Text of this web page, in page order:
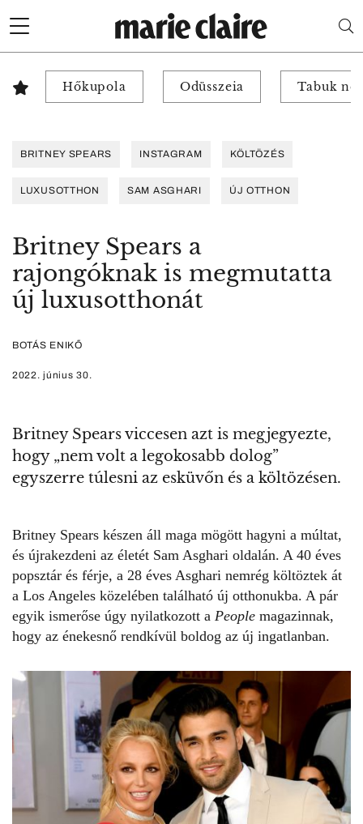
Hőkupola Odüsszeia Tabuk
BRITNEY SPEARS INSTAGRAM KÖLTÖZÉS
LUXUSOTTHON SAM ASGHARI ÚJ OTTHON
Britney Spears a
rajongóknak is megmutatta
új luxusotthonát
BOTÁS ENIKŐ
2022. június 30.
Britney Spears viccesen azt is megjegyezte,
hogy „nem volt a legokosabb dolog”
egyszerre túlesni az esküvőn és a költözésen.
Britney Spears készen áll maga mögött hagyni a múltat,
és újrakezdeni az életét Sam Asghari oldalán. A 40 éves
popsztár és férje, a 28 éves Asghari nemrég költöztek át
a Los Angeles közelében található új otthonukba. A pár
egyik ismerőse úgy nyilatkozott a People magazinnak,
hogy az énekesnő rendkívül boldog az új ingatlanban.